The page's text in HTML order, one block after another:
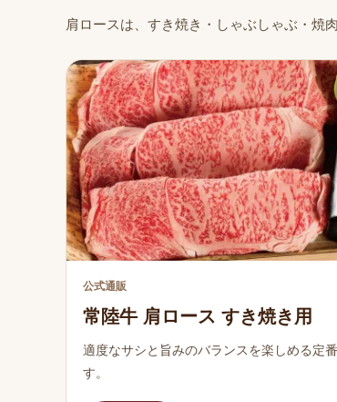
肩ロースは、すき焼き・しゃぶしゃぶ・焼
公式通販
常陸牛 肩ロース すき焼き用
適度なサシと旨みのバランスを楽しめる定
す。